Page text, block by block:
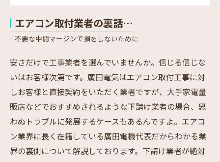
エアコン取付業者の裏話…
不要な中間マージンで損をしないために
安さだけで工事業者を選んでいませんか。信じる信じな
いはお客様次第です。廣田電気はエアコン取付工事に対
しお客様と直接契約をいただく業者ですが、大手家電量
販店などでおすすめされるような下請け業者の場合、思
わぬトラブルに発展するケースもあるんですよ。エアコ
ン業界に長く在籍している廣田電機代表だからわかる業
界の裏側について解説しております。下請け業者が絶対